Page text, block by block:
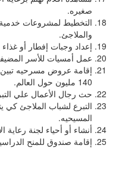
صغيره.
التخطيط لمشروعات
والملاجئ.
إعداد وجبات إفطار أو
عمل أمسيات للأسر
إقامة عروض مسرحيه تبين
140 مليون حول العالم.
حث رجال الأعمال علي
التبرع لشباب الملاجئ
المسيحيه.
أنشاء أو أحياء لجنة رعاية
إقامة صندوق للمنح